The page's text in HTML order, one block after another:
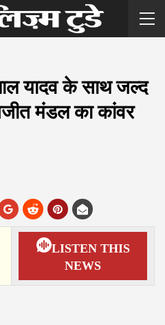
यादव के साथ जल्द
मंडल का कांवर
LISTEN THIS
NEWS